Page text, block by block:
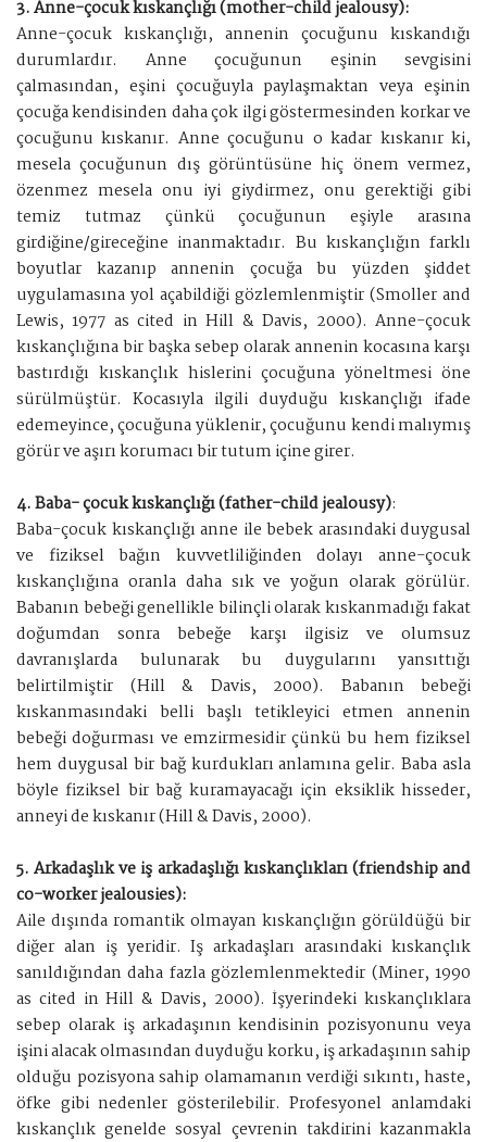
3. Anne-çocuk kıskançlığı (mother-child jealousy):
Anne-çocuk kıskançlığı, annenin çocuğunu kıskandığı
durumlardır. Anne çocuğunun eşinin sevgisini
çalmasından, eşini çocuğuyla paylaşmaktan veya eşinin
çocuğa kendisinden daha çok ilgi göstermesinden korkar ve
çocuğunu kıskanır. Anne çocuğunu o kadar kıskanır ki,
mesela çocuğunun dış görüntüsüne hiç önem vermez,
özenmez mesela onu iyi giydirmez, onu gerektiği gibi
temiz tutmaz çünkü çocuğunun eşiyle arasına
girdiğine/gireceğine inanmaktadır. Bu kıskançlığın farklı
boyutlar kazanıp annenin çocuğa bu yüzden şiddet
uygulamasına yol açabildiği gözlemlenmiştir (Smoller and
Lewis, 1977 as cited in Hill & Davis, 2000). Anne-çocuk
kıskançlığına bir başka sebep olarak annenin kocasına karşı
bastırdığı kıskançlık hislerini çocuğuna yöneltmesi öne
sürülmüştür. Kocasıyla ilgili duyduğu kıskançlığı ifade
edemeyince, çocuğuna yüklenir, çocuğunu kendi malıymış
görür ve aşırı korumacı bir tutum içine girer.
4. Baba- çocuk kıskançlığı (father-child jealousy):
Baba-çocuk kıskançlığı anne ile bebek arasındaki duygusal
ve fiziksel bağın kuvvetliliğinden dolayı anne-çocuk
kıskançlığına oranla daha sık ve yoğun olarak görülür.
Babanın bebeği genellikle bilinçli olarak kıskanmadığı fakat
doğumdan sonra bebeğe karşı ilgisiz ve olumsuz
davranışlarda bulunarak bu duygularını yansıttığı
belirtilmiştir (Hill & Davis, 2000). Babanın bebeği
kıskanmasındaki belli başlı tetikleyici etmen annenin
bebeği doğurması ve emzirmesidir çünkü bu hem fiziksel
hem duygusal bir bağ kurdukları anlamına gelir. Baba asla
böyle fiziksel bir bağ kuramayacağı için eksiklik hisseder,
anneyi de kıskanır (Hill & Davis, 2000).
5. Arkadaşlık ve iş arkadaşlığı kıskançlıkları (friendship and
co-worker jealousies):
Aile dışında romantik olmayan kıskançlığın görüldüğü bir
diğer alan iş yeridir. Iş arkadaşları arasındaki kıskançlık
sanıldığından daha fazla gözlemlenmektedir (Miner, 1990
as cited in Hill & Davis, 2000). İşyerindeki kıskançlıklara
sebep olarak iş arkadaşının kendisinin pozisyonunu veya
işini alacak olmasından duyduğu korku, iş arkadaşının sahip
olduğu pozisyona sahip olamamanın verdiği sıkıntı, haste,
öfke gibi nedenler gösterilebilir. Profesyonel anlamdaki
kıskançlık genelde sosyal çevrenin takdirini kazanmakla